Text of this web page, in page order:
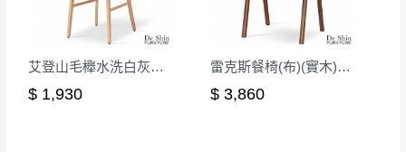
艾登山毛櫸水洗白灰布餐椅(2286)
$ 1,930
雷克斯餐椅(布)(實木)(MI-744-1)
$ 3,860